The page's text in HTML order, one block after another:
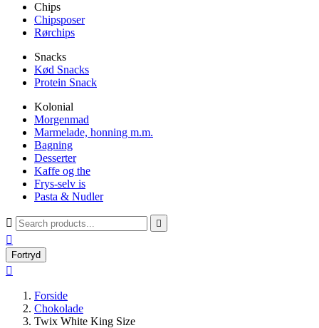
Chips
Chipsposer
Rørchips
Snacks
Kød Snacks
Protein Snack
Kolonial
Morgenmad
Marmelade, honning m.m.
Bagning
Desserter
Kaffe og the
Frys-selv is
Pasta & Nudler
 

Fortryd

Forside
Chokolade
Twix White King Size